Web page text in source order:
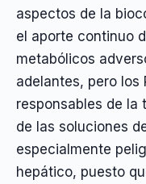
aspectos de la
el aporte continuo
metabólicos
adelantes, pero los
responsables de la
de las soluciones
especialmente
hepático, puesto